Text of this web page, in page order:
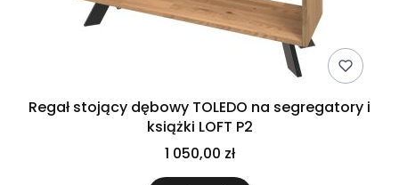
Regał stojący dębowy TOLEDO na segregatory i
książki LOFT P2
1 050,00 zł